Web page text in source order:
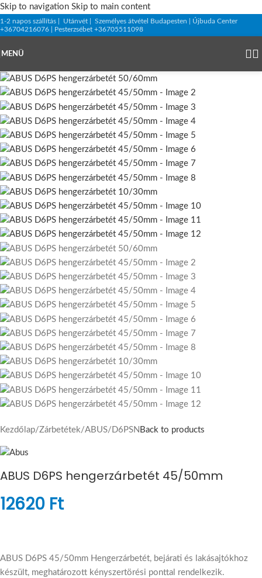
Skip to navigation Skip to main content
1-2 napos szállítás | Utánvét | Személyes átvétel Budapesten | Újbuda Center
+36704216076 | Pesterzsébet +36705511098
MENÜ
Kezdőlap/Zárbetétek/ABUS/ D6PSN Back to products
ABUS D6PS hengerzárbetét 45/50mm
12620 Ft
ABUS D6PS 45/50mm Hengerzárbetét, bejárati és lakásajtókhoz
készült, meghatározott kényszertörési ponttal rendelkezik.